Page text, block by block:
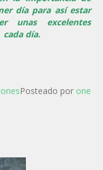
día para así estar
unas excelentes
día.
Posteado por one